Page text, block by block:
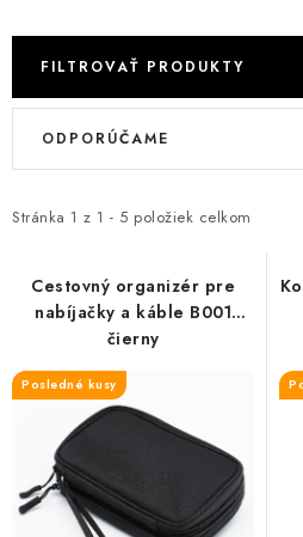
EXKLUZÍVNE ZNAČKY
TIPY NA DARČEKY
PAMÄŤOVÉ KARTY A DISKY
NÁRADIE A NÁHRADNÉ DIELY
PRÍSLUŠENSTVO K
BATÉRIE VARTA
MULTIMÉDIÁ
KAMERY
FILTROVAŤ PRODUKTY
V
i
d
t
o
Stránka 1 z 1 - 5 položiek celkom
R
e
r
u
k
ODPORÚČAME
Cestovný organizér pre
nabíjačky a káble B001
čierny
Posledné kusy